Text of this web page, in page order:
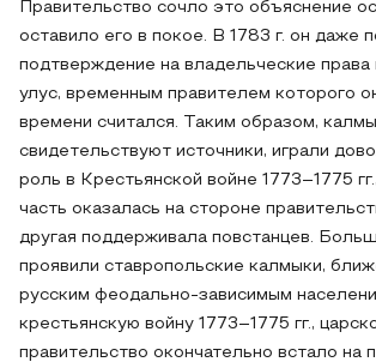
Правительство сочло это объяснение
оставило его в покое. В 1783 г. он даже
подтверждение на владельческие права
улус, временным правителем которого
времени считался. Таким образом,
свидетельствуют источники, играли
роль в Крестьянской войне 1773–1775
часть оказалась на стороне
другая поддерживала повстанцев.
проявили ставропольские калмыки,
русским феодально-зависимым
крестьянскую войну 1773–1775 гг.,
правительство окончательно встало на